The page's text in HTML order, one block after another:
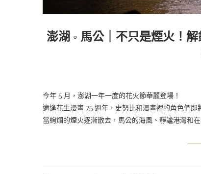
澎湖 ◦ 馬公｜不只是煙火！
今年 5 月，澎湖一年一度的花火節華麗登場！
適逢花生漫畫 75 週年，史努比和漫畫裡的角色們
當絢爛的煙火逐漸散去，馬公的海風、靜謐港灣和